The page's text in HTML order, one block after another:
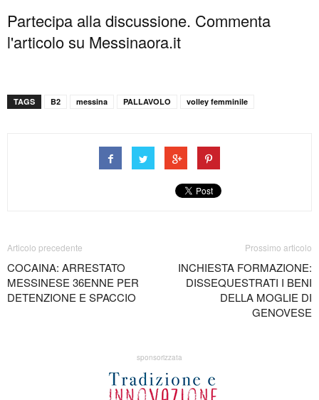
Partecipa alla discussione. Commenta
l'articolo su Messinaora.it
TAGS B2 messina PALLAVOLO volley femminile
Articolo precedente
COCAINA: ARRESTATO
MESSINESE 36ENNE PER
DETENZIONE E SPACCIO
Prossimo articolo
INCHIESTA FORMAZIONE:
DISSEQUESTRATI I BENI
DELLA MOGLIE DI
GENOVESE
sponsorizzata